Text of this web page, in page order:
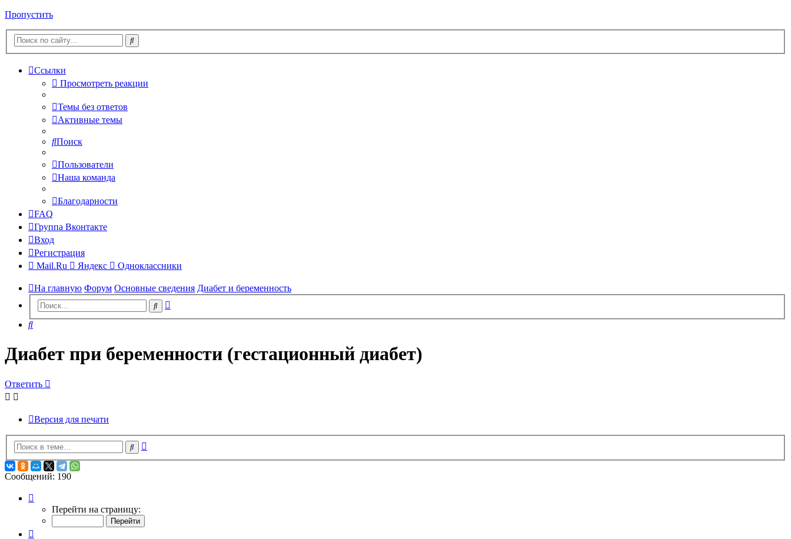
Пропустить
Ссылки
Просмотреть реакции
Темы без ответов
Активные темы
Поиск
Пользователи
Наша команда
Благодарности
FAQ
Группа Вконтакте
Вход
Регистрация
Mail.Ru
Яндекс Одноклассники
На главную Форум Основные сведения Диабет и беременность
Поиск
Поиск
Диабет при беременности (гестационный диабет)
Ответить
Версия для печати
Поиск
Сообщений: 190
Перейти на страницу: